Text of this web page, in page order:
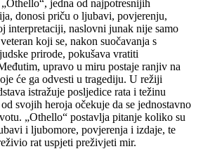
jedna od najpotresnijih
donosi priču o ljubavi, povjerenju,
interpretaciji, naslovni junak nije samo
koji se, nakon suočavanja s
prirode, pokušava vratiti
upravo u miru postaje ranjiv na
će ga odvesti u tragediju. U režiji
istražuje posljedice rata i težinu
svojih heroja očekuje da se jednostavno
„Othello“ postavlja pitanje koliko su
i ljubomore, povjerenja i izdaje, te
rat uspjeti preživjeti mir.